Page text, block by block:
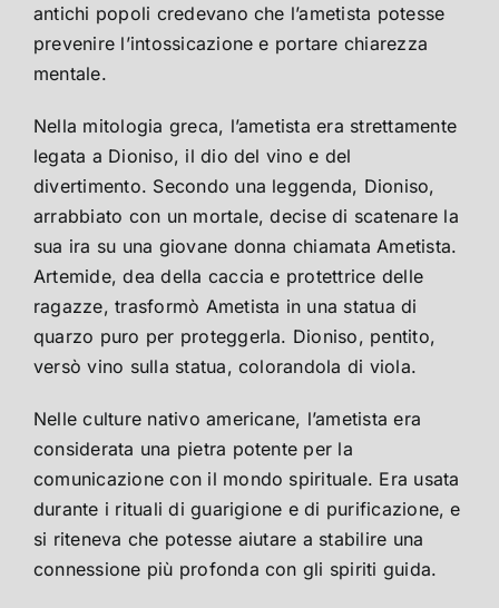
antichi popoli credevano che l’ametista potesse
prevenire l’intossicazione e portare chiarezza
mentale.
Nella mitologia greca, l’ametista era strettamente
legata a Dioniso, il dio del vino e del
divertimento. Secondo una leggenda, Dioniso,
arrabbiato con un mortale, decise di scatenare la
sua ira su una giovane donna chiamata Ametista.
Artemide, dea della caccia e protettrice delle
ragazze, trasformò Ametista in una statua di
quarzo puro per proteggerla. Dioniso, pentito,
versò vino sulla statua, colorandola di viola.
Nelle culture nativo americane, l’ametista era
considerata una pietra potente per la
comunicazione con il mondo spirituale. Era usata
durante i rituali di guarigione e di purificazione, e
si riteneva che potesse aiutare a stabilire una
connessione più profonda con gli spiriti guida.